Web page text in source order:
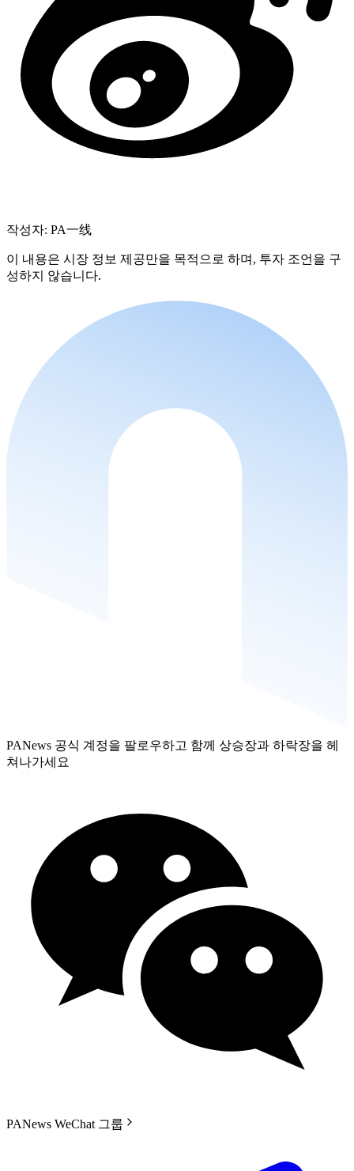
작성자: PA一线
이 내용은 시장 정보 제공만을 목적으로 하며, 투자 조언을 구
성하지 않습니다.
PANews 공식 계정을 팔로우하고 함께 상승장과 하락장을 헤
쳐나가세요
PANews WeChat 그룹